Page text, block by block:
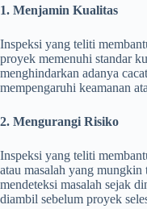
1. Menjamin Kualitas
Inspeksi yang teliti
proyek memenuhi standar
menghindarkan adanya
mempengaruhi keamanan
2. Mengurangi Risiko
Inspeksi yang teliti
atau masalah yang
mendeteksi masalah sejak
diambil sebelum proyek